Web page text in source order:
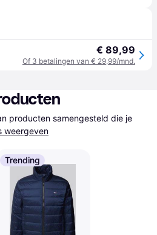
€ 89,99
Of 3 betalingen van € 29,99/mnd.
producten samengesteld die je
weergeven
Trending